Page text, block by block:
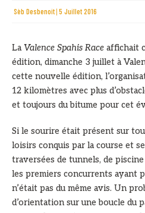
Sèb Desbenoit 5 Juillet 2016
LaValence Spahis Race affichait
édition, dimanche 3 juillet à
cette nouvelle édition,
12 kilomètres avec plus
et toujours du bitume pour cet
Si le sourire était présent sur
loisirs conquis par la course et
traversées de tunnels, de
les premiers concurrents ayant
n’était pas du même avis. Un
d’orientation sur une boucle du